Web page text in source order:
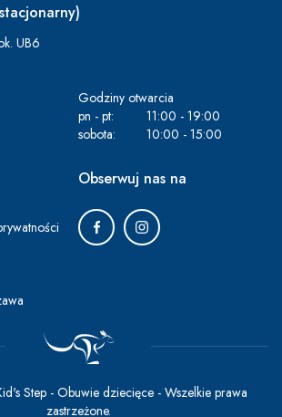
UB6
Godziny otwarcia
pn - pt:
11:00 - 19:00
sobota:
10:00 - 15:00
Obserwuj nas na
Step - Obuwie dziecięce - Wszelkie prawa
zastrzeżone.